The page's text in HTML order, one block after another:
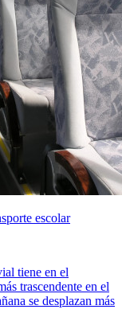
escolar
tiene en el
trascendente en el
se desplazan más